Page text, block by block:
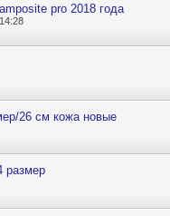
pro 2018 года
26 см кожа новые
размер